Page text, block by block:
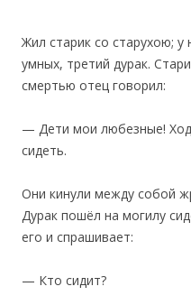
Жил старик со старухою;
умных, третий дурак.
смертью отец говорил:
— Дети мои любезные!
сидеть.
Они кинули между собой
Дурак пошёл на могилу
его и спрашивает:
— Кто сидит?